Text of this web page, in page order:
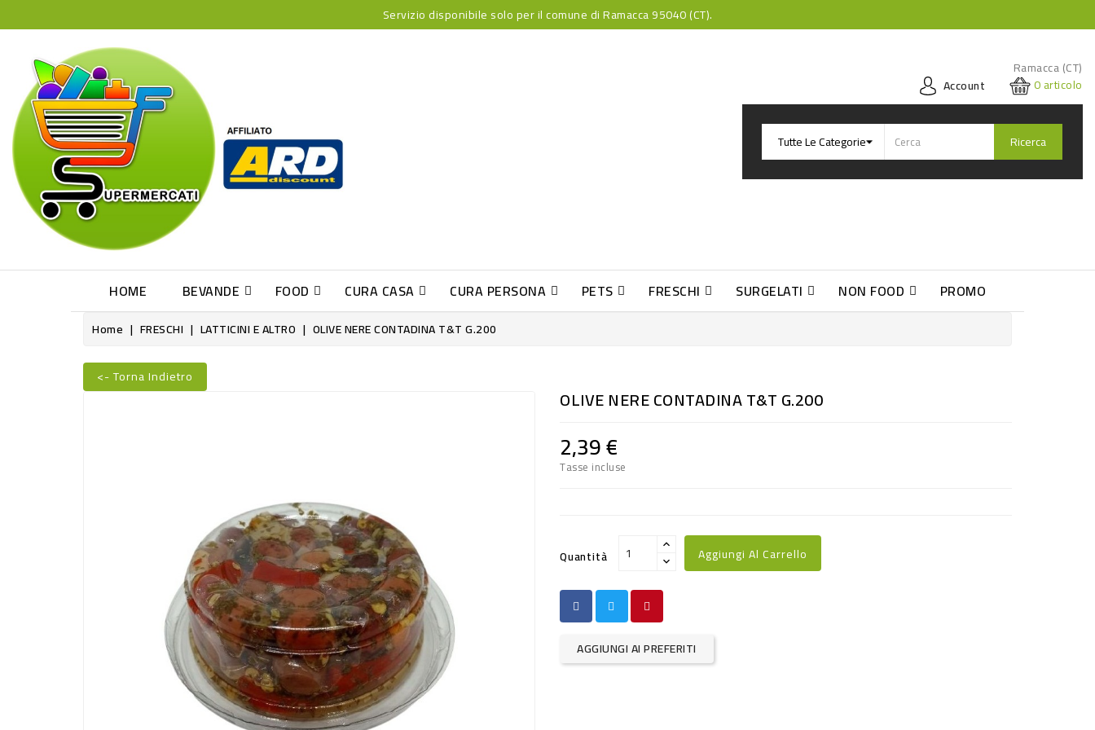
Servizio disponibile solo per il comune di Ramacca 95040 (CT).
Ramacca (CT)
Account
0articolo
Ricerca
HOME BEVANDE FOOD CURA CASA CURA PERSONA PETS FRESCHI SURGELATI NON FOOD PROMO
Home FRESCHI LATTICINI E ALTRO OLIVE NERE CONTADINA T&T G.200
<- Torna Indietro
OLIVE NERE CONTADINA T&T G.200
2,39 €
Tasse incluse
Quantità Aggiungi Al Carrello
AGGIUNGI AI PREFERITI